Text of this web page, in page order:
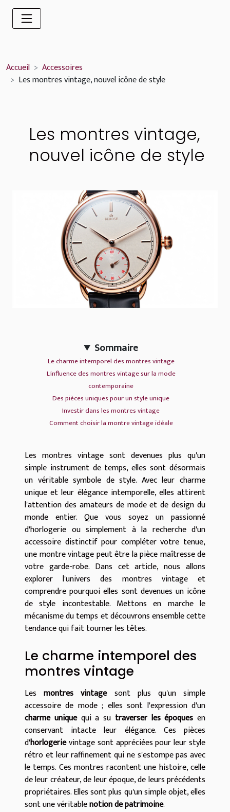
Accueil
Accessoires
Les montres vintage, nouvel icône de style
Les montres vintage,
nouvel icône de style
Sommaire
Le charme intemporel des montres vintage
L'influence des montres vintage sur la mode
contemporaine
Des pièces uniques pour un style unique
Investir dans les montres vintage
Comment choisir la montre vintage idéale
Les montres vintage sont devenues plus qu'un
simple instrument de temps, elles sont désormais
un véritable symbole de style. Avec leur charme
unique et leur élégance intemporelle, elles attirent
l'attention des amateurs de mode et de design du
monde entier. Que vous soyez un passionné
d'horlogerie ou simplement à la recherche d'un
accessoire distinctif pour compléter votre tenue,
une montre vintage peut être la pièce maîtresse de
votre garde-robe. Dans cet article, nous allons
explorer l'univers des montres vintage et
comprendre pourquoi elles sont devenues un icône
de style incontestable. Mettons en marche le
mécanisme du temps et découvrons ensemble cette
tendance qui fait tourner les têtes.
Le charme intemporel des
montres vintage
Lesmontres vintagesont plus qu'un simple
accessoire de mode ; elles sont l'expression d'un
charme uniquequi a su traverser les époques en
conservant intacte leur élégance. Ces pièces
d'horlogerievintage sont appréciées pour leur style
rétro et leur raffinement qui ne s'estompe pas avec
le temps. Ces montres racontent une histoire, celle
de leur créateur, de leur époque, de leurs précédents
propriétaires. Elles sont plus qu'un simple objet, elles
sont une véritablenotion de patrimoine.